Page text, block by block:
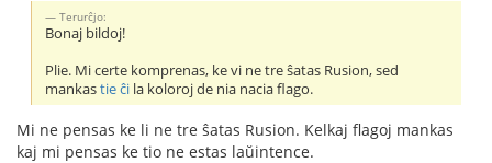
Terurĉjo:
Bonaj bildoj!
Plie. Mi certe komprenas, ke vi ne tre ŝatas Rusion, sed
mankastie ĉi la koloroj de nia nacia flago.
Mi ne pensas ke li ne tre ŝatas Rusion. Kelkaj flagoj mankas
kaj mi pensas ke tio ne estas laŭintence.